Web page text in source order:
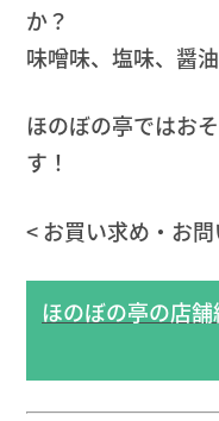
か？
味噌味、塩味、醤
ほのぼの亭ではお
す！
< お買い求め・お
ほのぼの亭の店